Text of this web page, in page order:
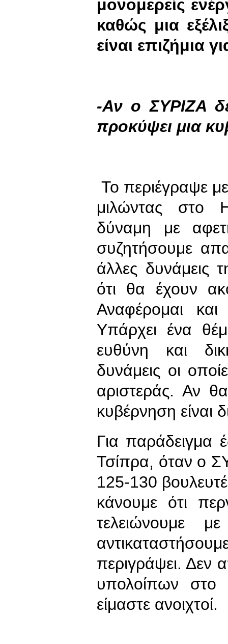
μονομερείς
καθώς μια
είναι επιζήμια
-Αν ο ΣΥΡΙΖΑ
προκύψει μια
Το περιέγραψε
μιλώντας στο
δύναμη με
συζητήσουμε
άλλες δυνάμεις
ότι θα έχουν
Αναφέρομαι
Υπάρχει ένα
ευθύνη και
δυνάμεις οι
αριστεράς. Αν
κυβέρνηση είναι
Για παράδειγμα
Τσίπρα, όταν ο
125-130
κάνουμε ότι
τελειώνουμε
περιγράψει. Δεν
υπολοίπων
είμαστε ανοιχτοί.